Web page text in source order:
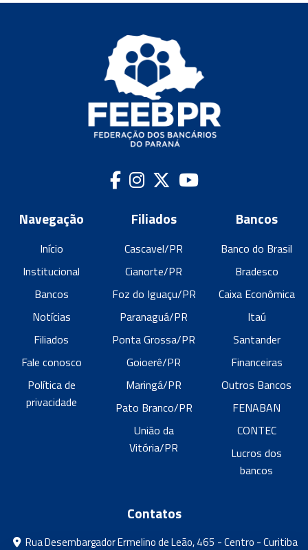
Navegação
Início
Institucional
Bancos
Notícias
Filiados
Fale conosco
Política de
privacidade
Filiados
Cascavel/PR
Cianorte/PR
Foz do Iguaçu/PR
Paranaguá/PR
Ponta Grossa/PR
Goioerê/PR
Maringá/PR
Pato Branco/PR
União da
Vitória/PR
Bancos
Banco do Brasil
Bradesco
Caixa Econômica
Itaú
Santander
Financeiras
Outros Bancos
FENABAN
CONTEC
Lucros dos
bancos
Contatos
Rua Desembargador Ermelino de Leão, 465 - Centro - Curitiba